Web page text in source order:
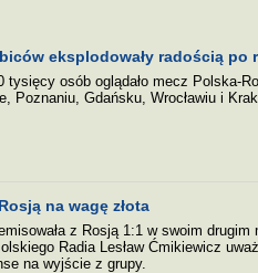
eksplodowały radością po
tysięcy osób oglądało mecz Polska-
Poznaniu, Gdańsku, Wrocławiu i
na wagę złota
z Rosją 1:1 w swoim
Radia Lesław Ćmikiewicz
na wyjście z grupy.